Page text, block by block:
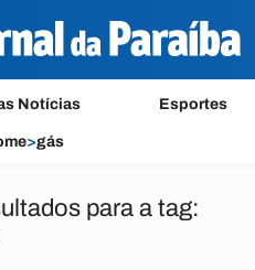
Notícias Esportes
>gás
para a tag: